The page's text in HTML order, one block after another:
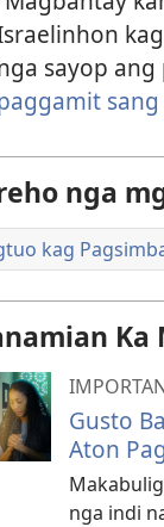
sayop
nga
kag
Ka
Gusto
Aton
nga indi